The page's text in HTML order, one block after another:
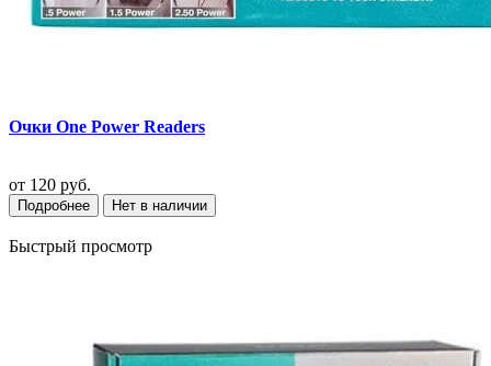
Очки One Power Readers
от 120 руб.
Подробнее Нет в наличии
Быстрый просмотр